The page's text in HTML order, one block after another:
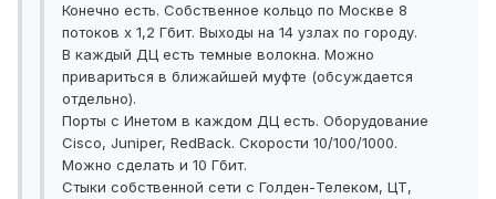
Конечно есть. Собственное кольцо по Москве 8
потоков х 1,2 Гбит. Выходы на 14 узлах по городу.
В каждый ДЦ есть темные волокна. Можно
привариться в ближайшей муфте (обсуждается
отдельно).
Порты с Инетом в каждом ДЦ есть. Оборудование
Cisco, Juniper, RedBack. Скорости 10/100/1000.
Можно сделать и 10 Гбит.
Стыки собственной сети с Голден-Телеком, ЦТ,